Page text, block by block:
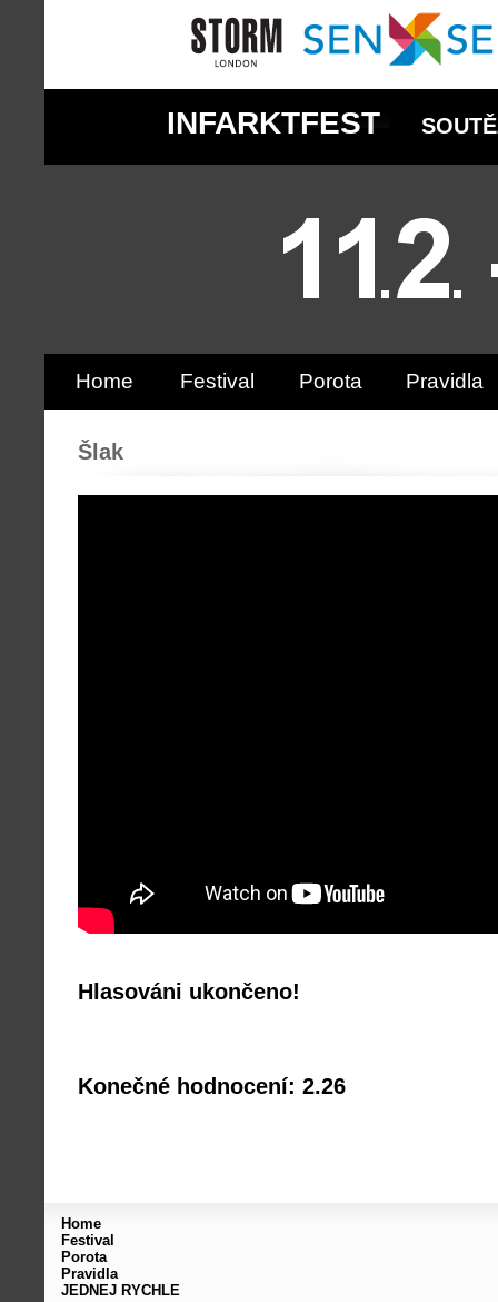
INFARKTFEST
Home Festival Porota Pravidla
Šlak
Hlasováni ukončeno!
Konečné hodnocení: 2.26
Home
Festival
Porota
Pravidla
JEDNEJ RYCHLE